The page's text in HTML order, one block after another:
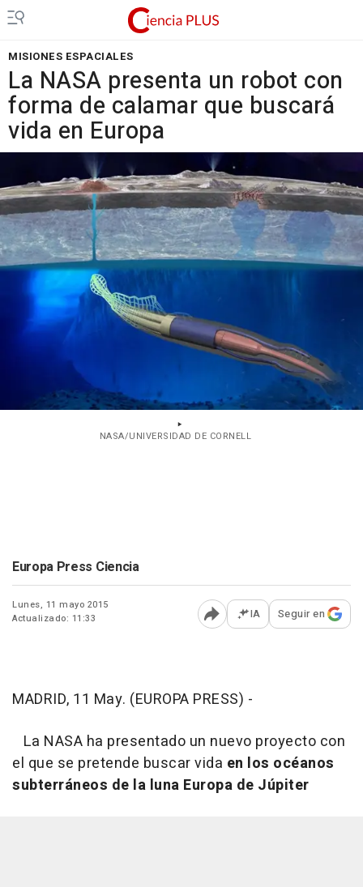
MISIONES ESPACIALES
La NASA presenta un robot con
forma de calamar que buscará
vida en Europa
NASA/UNIVERSIDAD DE CORNELL
Europa Press Ciencia
Lunes, 11 mayo 2015
Actualizado: 11:33
Abrir opciones para
IA Seguir en
MADRID, 11 May. (EUROPA PRESS) -
La NASA ha presentado un nuevo proyecto con
el que se pretende buscar vida en los océanos
subterráneos de la luna Europa de Júpiter